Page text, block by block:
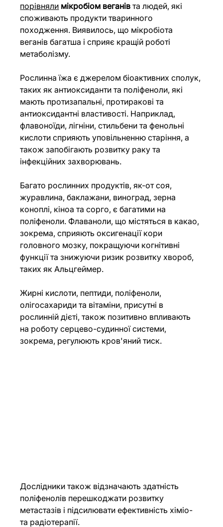
порівняли мікробіом веганів та людей, які
споживають продукти тваринного
походження. Виявилось, що мікробіота
веганів багатша і сприяє кращій роботі
метаболізму.
Рослинна їжа є джерелом біоактивних сполук,
таких як антиоксиданти та поліфеноли, які
мають протизапальні, протиракові та
антиоксидантні властивості. Наприклад,
флавоноїди, лігніни, стильбени та фенольні
кислоти сприяють уповільненню старіння, а
також запобігають розвитку раку та
інфекційних захворювань.
Багато рослинних продуктів, як-от соя,
журавлина, баклажани, виноград, зерна
коноплі, кіноа та сорго, є багатими на
поліфеноли. Флаваноли, що містяться в какао,
зокрема, сприяють оксигенації кори
головного мозку, покращуючи когнітивні
функції та знижуючи ризик розвитку хвороб,
таких як Альцгеймер.
Жирні кислоти, пептиди, поліфеноли,
олігосахариди та вітаміни, присутні в
рослинній дієті, також позитивно впливають
на роботу серцево-судинної системи,
зокрема, регулюють кров'яний тиск.
Дослідники також відзначають здатність
поліфенолів перешкоджати розвитку
метастазів і підсилювати ефективність хіміо-
та радіотерапії.